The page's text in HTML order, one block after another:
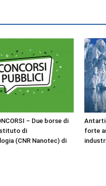
– Due borse di
di
(CNR Nanotec) di
forte